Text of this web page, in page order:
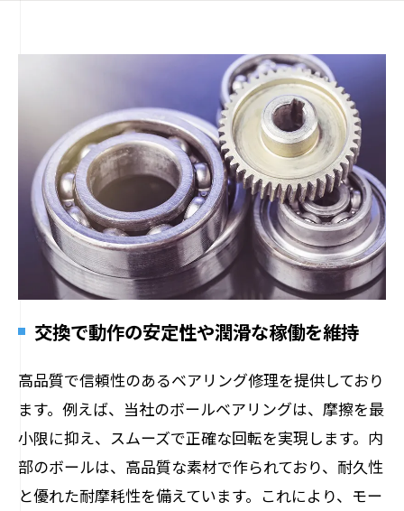
交換で動作の安定性や潤滑な稼働を維持
高品質で信頼性のあるベアリング修理を提供しており
ます。例えば、当社のボールベアリングは、摩擦を最
小限に抑え、スムーズで正確な回転を実現します。内
部のボールは、高品質な素材で作られており、耐久性
と優れた耐摩耗性を備えています。これにより、モー